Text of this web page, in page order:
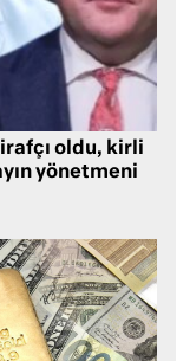
oldu, kirli
yönetmeni